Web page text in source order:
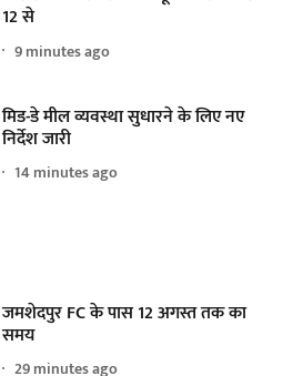
12 से
9 minutes ago
मिड-डे मील व्यवस्था सुधारने के लिए नए
निर्देश जारी
14 minutes ago
जमशेदपुर FC के पास 12 अगस्त तक का
समय
29 minutes ago